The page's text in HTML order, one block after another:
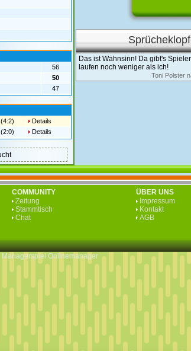
56
50
47
Details
Details
Das ist Wahnsinn! Da gibt's
laufen noch weniger als ich!
Toni Polster
COMMUNITY
Zeitung
Stammtisch
Chat
ÜBER UNS
Impressum
Kontakt
AGB
Managerspiel Onlinemanager